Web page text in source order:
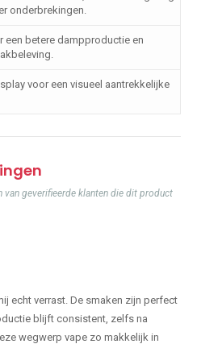
onderbrekingen.
een betere dampproductie en
voor een visueel aantrekkelijke
van geverifieerde klanten die dit product
echt verrast. De smaken zijn perfect
blijft consistent, zelfs na
wegwerp vape zo makkelijk in